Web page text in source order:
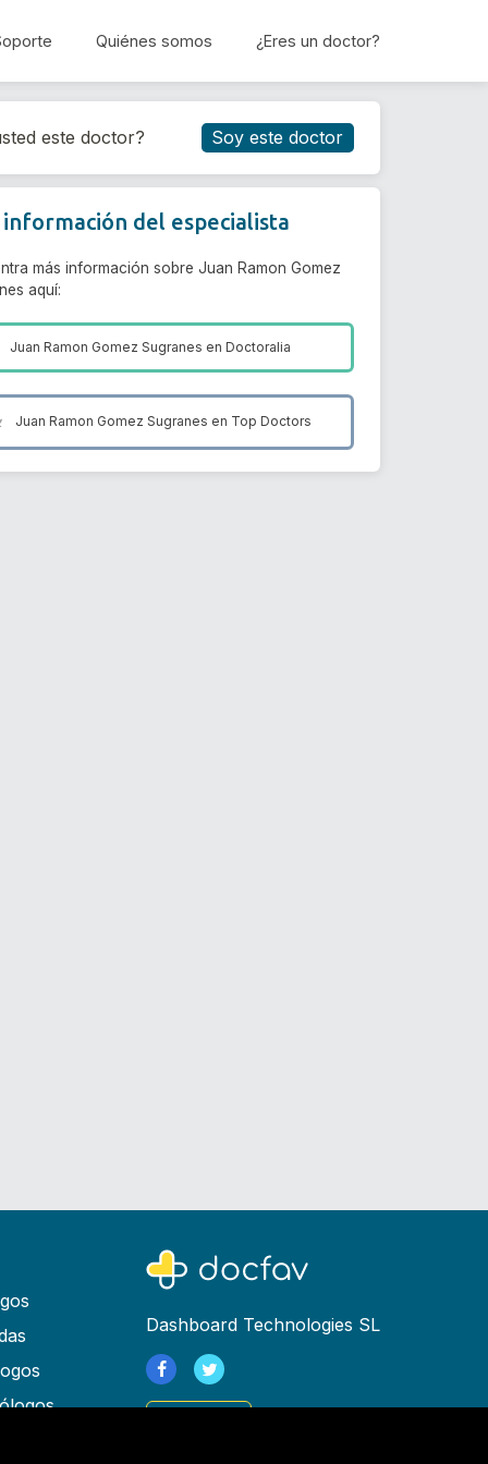
Quiénes somos ¿Eres un doctor?
Reservar cita
este doctor? Soy este doctor
información del especialista
más información sobre Juan Ramon Gomez
aquí:
Juan Ramon Gomez Sugranes enDoctoralia
Juan Ramon Gomez Sugranes en Top Doctors
Dashboard Technologies SL